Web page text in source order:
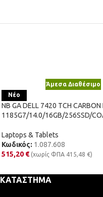
Άμεσα Διαθέσιμο
Νέο
NB GA DELL 7420 TCH CARBON
1185G7/14.0/16GB/256SSD/
Laptops & Tablets
Κωδικός: 1.087.608
515,20 € (χωρίς ΦΠΑ 415,48 €)
ΚΑΤΆΣΤΗΜΑ